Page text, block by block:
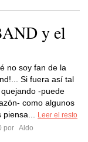
y el
no soy fan de la
Si fuera así tal
-puede
como algunos
piensa...
Leer el resto
por Aldo